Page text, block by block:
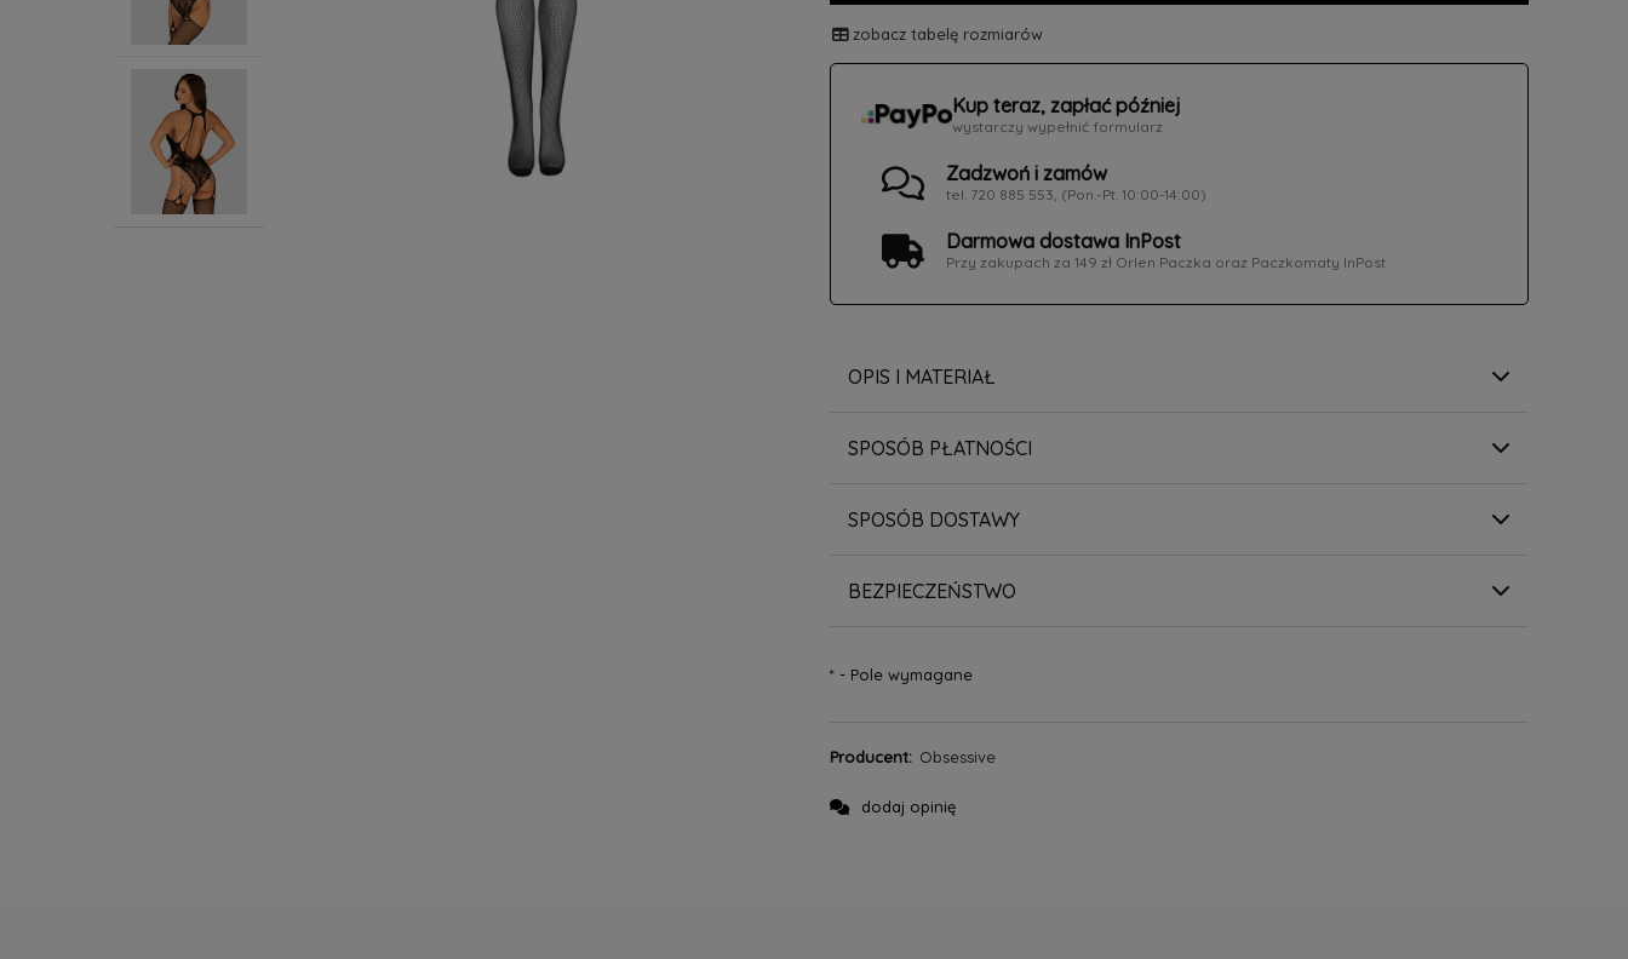
zobacz tabelę rozmiarów
Kup teraz, zapłać później
wystarczy wypełnić formularz
Zadzwoń i zamów
tel. 720 885 553, (Pon.-Pt. 10:00-14:00)
Darmowa dostawa InPost
Przy zakupach za 149 zł Orlen Paczka oraz Paczkomaty InPost
OPIS I MATERIAŁ
SPOSÓB PŁATNOŚCI
SPOSÓB DOSTAWY
BEZPIECZEŃSTWO
*- Pole wymagane
Producent: Obsessive
dodaj opinię